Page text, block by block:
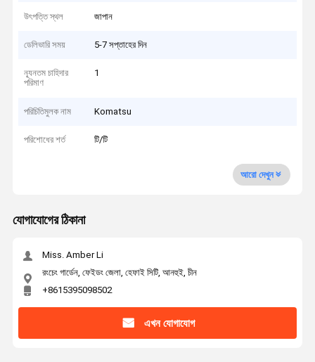
উৎপত্তি স্থল জাপান
ডেলিভারি সময় 5-7 সপ্তাহের দিন
ন্যূনতম চাহিদার
পরিমাণ
1
পরিচিতিমুলক নাম Komatsu
পরিশোধের শর্ত টি/টি
আরো দেখুন
যোগাযোগের ঠিকানা
Miss. Amber Li
রংচেং গার্ডেন, ফেইডং জেলা, হেফাই সিটি, আনহুই, চীন
+8615395098502
এখন যোগাযোগ